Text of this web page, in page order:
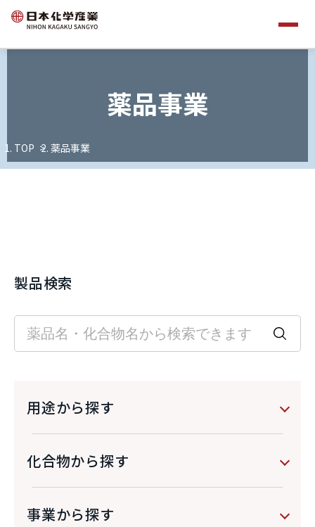
薬品事業
TOP 薬品事業
製品検索
用途から探す
化合物から探す
事業から探す